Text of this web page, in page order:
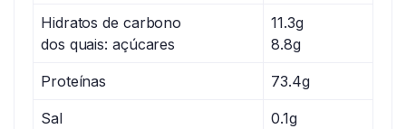
Hidratos de carbono
dos quais: açúcares
11.3g
8.8g
Proteínas 73.4g
Sal 0.1g